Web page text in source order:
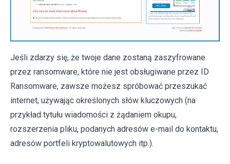
Jeśli zdarzy się, że twoje dane zostaną zaszyfrowane
przez ransomware, które nie jest obsługiwane przez ID
Ransomware, zawsze możesz spróbować przeszukać
internet, używając określonych słów kluczowych (na
przykład tytułu wiadomości z żądaniem okupu,
rozszerzenia pliku, podanych adresów e-mail do kontaktu,
adresów portfeli kryptowalutowych itp.).